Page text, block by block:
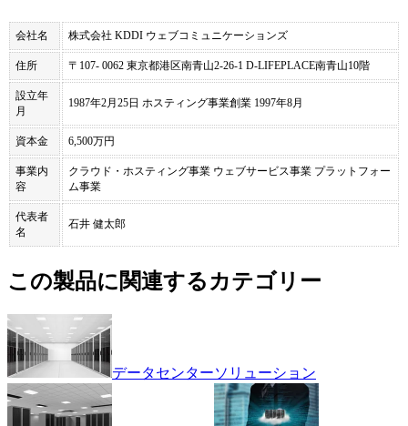
会社名 株式会社 KDDI ウェブコミュニケーションズ
住所 〒107- 0062 東京都港区南青山2-26-1 D-LIFEPLACE南青山10階
設立年
月
1987年2月25日 ホスティング事業創業 1997年8月
資本金 6,500万円
事業内
容
クラウド・ホスティング事業 ウェブサービス事業 プラットフォー
ム事業
代表者
名
石井 健太郎
この製品に関連するカテゴリー
データセンターソリューション